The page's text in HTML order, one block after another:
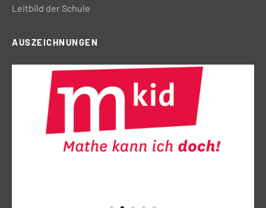
Leitbild der Schule
AUSZEICHNUNGEN